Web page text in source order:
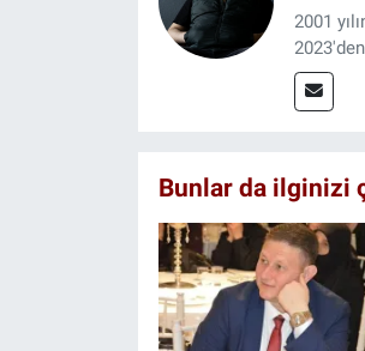
2001
Bunlar da ilginizi